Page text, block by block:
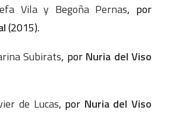
Vila y Begoña Pernas, por
(2015).
Subirats, por Nuria del Viso
de Lucas, por Nuria del Viso